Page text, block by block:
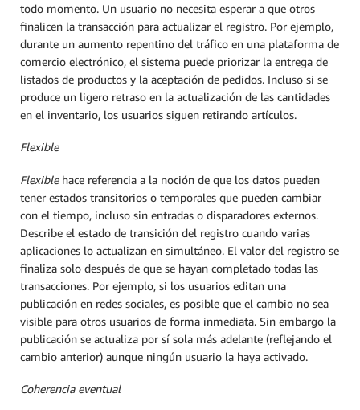
todo momento. Un usuario no necesita esperar a que otros
finalicen la transacción para actualizar el registro. Por ejemplo,
durante un aumento repentino del tráfico en una plataforma de
comercio electrónico, el sistema puede priorizar la entrega de
listados de productos y la aceptación de pedidos. Incluso si se
produce un ligero retraso en la actualización de las cantidades
en el inventario, los usuarios siguen retirando artículos.
Flexible
Flexiblehace referencia a la noción de que los datos pueden
tener estados transitorios o temporales que pueden cambiar
con el tiempo, incluso sin entradas o disparadores externos.
Describe el estado de transición del registro cuando varias
aplicaciones lo actualizan en simultáneo. El valor del registro se
finaliza solo después de que se hayan completado todas las
transacciones. Por ejemplo, si los usuarios editan una
publicación en redes sociales, es posible que el cambio no sea
visible para otros usuarios de forma inmediata. Sin embargo la
publicación se actualiza por sí sola más adelante (reflejando el
cambio anterior) aunque ningún usuario la haya activado.
Coherencia eventual